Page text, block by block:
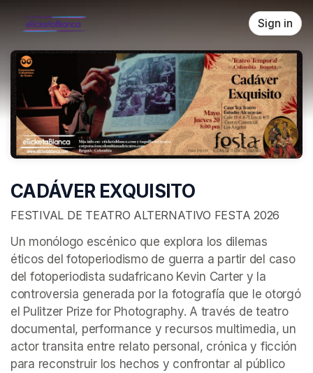
Sign in
CADÁVER EXQUISITO
FESTIVAL DE TEATRO ALTERNATIVO FESTA 2026
Un monólogo escénico que explora los dilemas
éticos del fotoperiodismo de guerra a partir del caso
del fotoperiodista sudafricano Kevin Carter y la
controversia generada por la fotografía que le otorgó
el Pulitzer Prize for Photography. A través de teatro
documental, performance y recursos multimedia, un
actor transita entre relato personal, crónica y ficción
para reconstruir los hechos y confrontar al público